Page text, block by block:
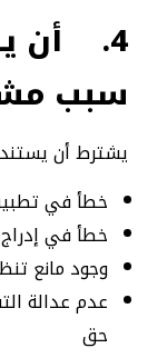
4.
أن
سبب
يشترط أن
خطأ في
خطأ في
وجود مانع
عدم عدالة
حق